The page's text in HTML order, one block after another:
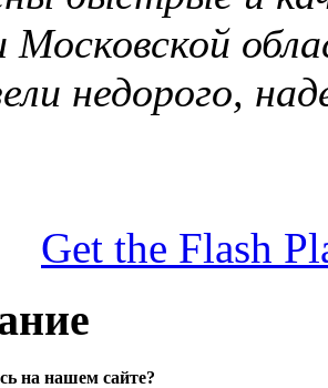
Московской
недорого,
Get the Flash
на нашем сайте?